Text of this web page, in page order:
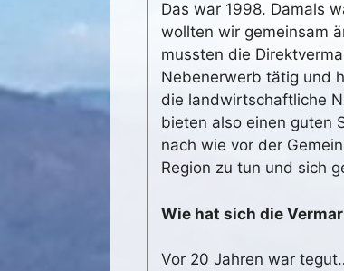
Das war 1998. Damals
wollten wir gemeinsam
mussten die
Nebenerwerb tätig und
die landwirtschaftliche
bieten also einen guten
nach wie vor der
Region zu tun und sich
Wie hat sich die
Vor 20 Jahren war